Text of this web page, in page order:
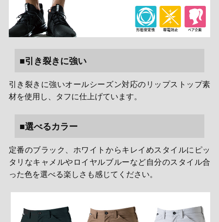
■引き裂きに強い
引き裂きに強いオールシーズン対応のリップストップ素
材を使用し、タフに仕上げています。
■選べるカラー
定番のブラック、ホワイトからキレイめスタイルにピッ
タリなキャメルやロイヤルブルーなど自分のスタイル合
った色を選べる楽しさも感じてください。